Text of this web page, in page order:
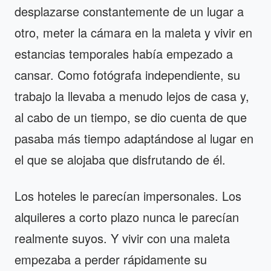
desplazarse constantemente de un lugar a
otro, meter la cámara en la maleta y vivir en
estancias temporales había empezado a
cansar. Como fotógrafa independiente, su
trabajo la llevaba a menudo lejos de casa y,
al cabo de un tiempo, se dio cuenta de que
pasaba más tiempo adaptándose al lugar en
el que se alojaba que disfrutando de él.
Los hoteles le parecían impersonales. Los
alquileres a corto plazo nunca le parecían
realmente suyos. Y vivir con una maleta
empezaba a perder rápidamente su